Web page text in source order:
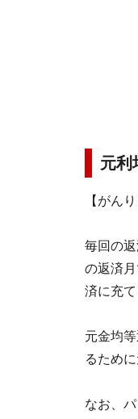
元利
【がん
毎回の
の返済
済に充て
元金均
るため
なお、